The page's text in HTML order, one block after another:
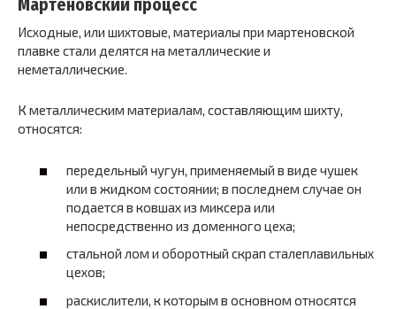
Мартеновский процесс
Исходные, или шихтовые, материалы при мартеновской
плавке стали делятся на металлические и
неметаллические.
К металлическим материалам, составляющим шихту,
относятся:
передельный чугун, применяемый в виде чушек
или в жидком состоянии; в последнем случае он
подается в ковшах из миксера или
непосредственно из доменного цеха;
стальной лом и оборотный скрап сталеплавильных
цехов;
раскислители, к которым в основном относятся